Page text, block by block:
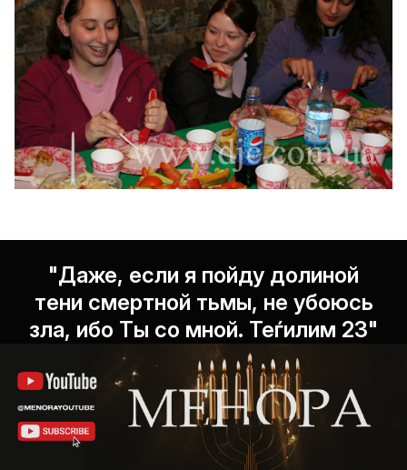
"Даже, если я пойду долиной
тени смертной тьмы, не убоюсь
зла, ибо Ты со мной. Теѓилим 23"